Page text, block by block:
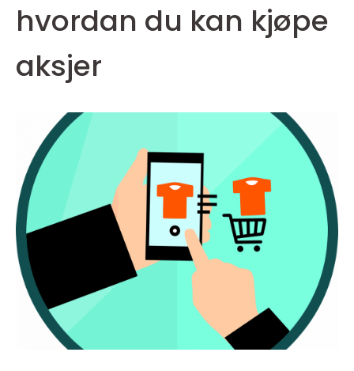
hvordan du kan kjøpe
aksjer